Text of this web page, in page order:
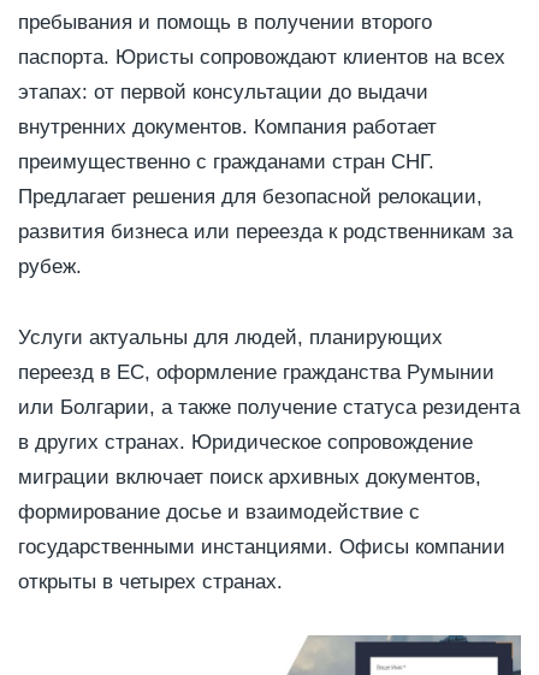
пребывания и помощь в получении второго
паспорта. Юристы сопровождают клиентов на всех
этапах: от первой консультации до выдачи
внутренних документов. Компания работает
преимущественно с гражданами стран СНГ.
Предлагает решения для безопасной релокации,
развития бизнеса или переезда к родственникам за
рубеж.
Услуги актуальны для людей, планирующих
переезд в ЕС, оформление гражданства Румынии
или Болгарии, а также получение статуса резидента
в других странах. Юридическое сопровождение
миграции включает поиск архивных документов,
формирование досье и взаимодействие с
государственными инстанциями. Офисы компании
открыты в четырех странах.